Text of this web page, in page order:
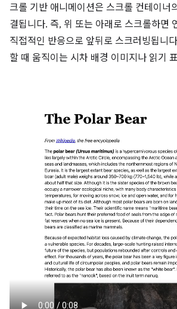
크롤 기반 애니메이션은 스크롤 컨테이너
결됩니다. 즉, 위 또는 아래로 스크롤하면
직접적인 반응으로 앞뒤로 스크러빙됩니
할 때 움직이는 시차 배경 이미지나 읽기